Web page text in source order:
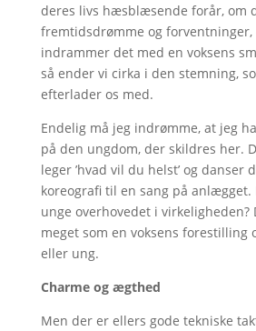
deres livs hæsblæsende forår, om
fremtidsdrømme og forventninger,
indrammer det med en voksens
så ender vi cirka i den stemning,
efterlader os med.
Endelig må jeg indrømme, at jeg
på den ungdom, der skildres her.
leger ’hvad vil du helst’ og danser
koreografi til en sang på anlægget.
unge overhovedet i
meget som en voksens forestilling
eller ung.
Charme og ægthed
Men der er ellers gode tekniske